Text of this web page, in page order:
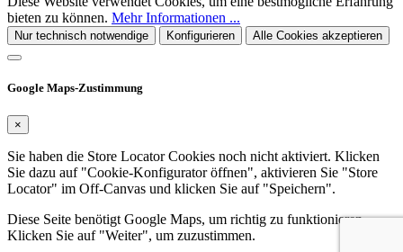
bieten zu können. Mehr Informationen ...
Nur technisch notwendige Konfigurieren Alle Cookies akzeptieren
Google Maps-Zustimmung
×
Sie haben die Store Locator Cookies noch nicht aktiviert. Klicken
Sie dazu auf "Cookie-Konfigurator öffnen", aktivieren Sie "Store
Locator" im Off-Canvas und klicken Sie auf "Speichern".
Diese Seite benötigt Google Maps, um richtig zu funktionieren.
Klicken Sie auf "Weiter", um zuzustimmen.